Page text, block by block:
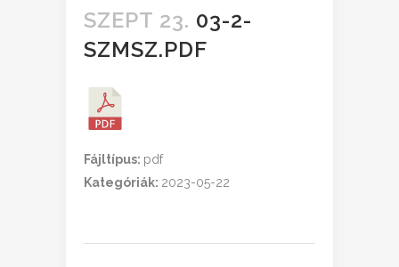
SZEPT 23. 03-2-
SZMSZ.PDF
Fájltípus: pdf
Kategóriák: 2023-05-22